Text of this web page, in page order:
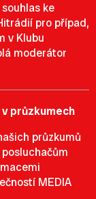
ke
pro případ,
v Klubu
moderátor
průzkumech
průzkumů
MEDIA